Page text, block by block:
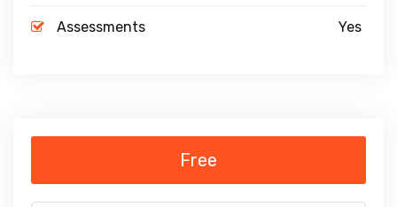
Assessments Yes
Free